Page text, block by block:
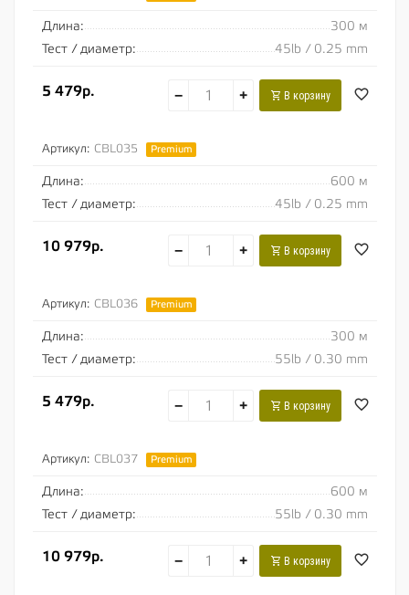
Длина:
300 м
Тест / диаметр:
45lb / 0.25 mm
5 479р. − + В корзину
Артикул: CBL035 Premium
Длина:
600 м
Тест / диаметр:
45lb / 0.25 mm
10 979р. − + В корзину
Артикул: CBL036 Premium
Длина:
300 м
Тест / диаметр:
55lb / 0.30 mm
5 479р. − + В корзину
Артикул: CBL037 Premium
Длина:
600 м
Тест / диаметр:
55lb / 0.30 mm
10 979р. − + В корзину